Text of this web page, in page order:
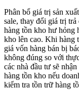
Phân bổ giá trị sản
sale, thay đổi giá trị
hàng tồn kho hư hỏng
kho lên cao. Khi hàng
giá vốn hàng bán bị
không đúng so với
các nhà đầu tư sẽ
hàng tồn kho nếu
kiểm tra tồn trữ hàng